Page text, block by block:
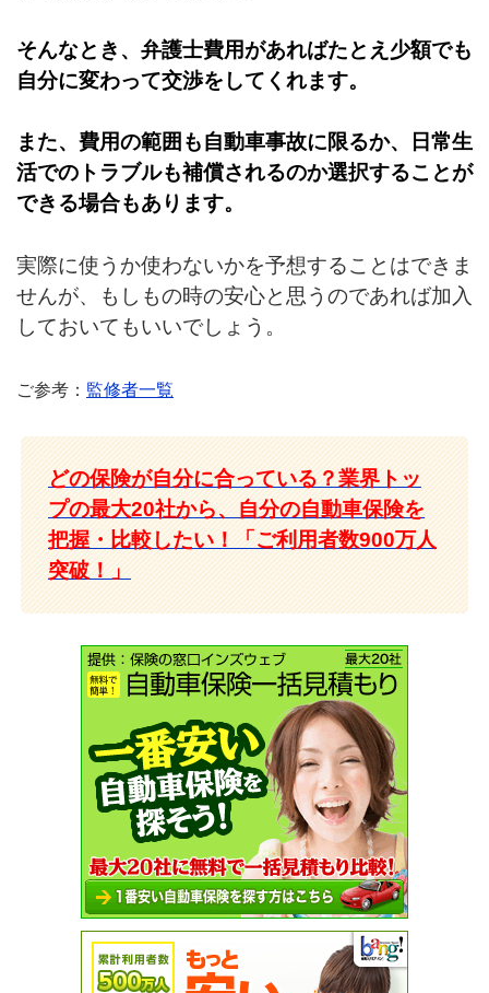
そんなとき、弁護士費用があればたとえ少額でも
自分に変わって交渉をしてくれます。
また、費用の範囲も自動車事故に限るか、日常生
活でのトラブルも補償されるのか選択することが
できる場合もあります。
実際に使うか使わないかを予想することはできま
せんが、もしもの時の安心と思うのであれば加入
しておいてもいいでしょう。
ご参考： 監修者一覧
どの保険が自分に合っている？業界トッ
プの最大20社から、自分の自動車保険を
把握・比較したい！「ご利用者数900万人
突破！」